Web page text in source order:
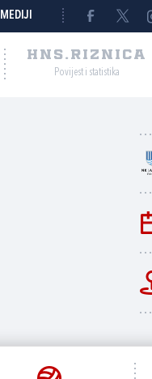
MEDIJI
HNS.RIZNICA
Povijest i statistika